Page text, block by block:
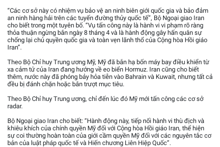
“Các cơ sở này có nhiệm vụ bảo vệ an ninh biên giới quốc gia và bảo đảm
an ninh hàng hải trên các tuyến đường thủy quốc tế”, Bộ Ngoại giao Iran
cho biết trong một tuyên bố. “Vụ tấn công này là hành vi vi phạm rõ ràng
thỏa thuận ngừng bắn ngày 8 tháng 4 và là hành động gây hấn quân sự
chống lại chủ quyền quốc gia và toàn vẹn lãnh thổ của Cộng hòa Hồi giáo
Iran”.
Theo Bộ Chỉ huy Trung ương Mỹ, Mỹ đã bắn hạ bốn máy bay điều khiển từ
xa cảm tử của Iran đang hướng về eo biển Hormuz. Iran cũng cho biết
thêm, nước này đã phóng bảy hỏa tiễn vào Bahrain và Kuwait, nhưng tất cả
đều bị đánh chặn hoặc bắn trượt mục tiêu.
Theo Bộ Chỉ huy Trung ương, chỉ đến lúc đó Mỹ mới tấn công các cơ sở
radar.
Bộ Ngoại giao Iran cho biết: “Hành động này, tiếp nối hành vi thù địch và
khiêu khích của chính quyền Mỹ đối với Cộng hòa Hồi giáo Iran, thể hiện
sự coi thường hoàn toàn của giới cầm quyền Mỹ đối với các nguyên tắc cơ
bản của luật pháp quốc tế và Hiến chương Liên Hiệp Quốc”.